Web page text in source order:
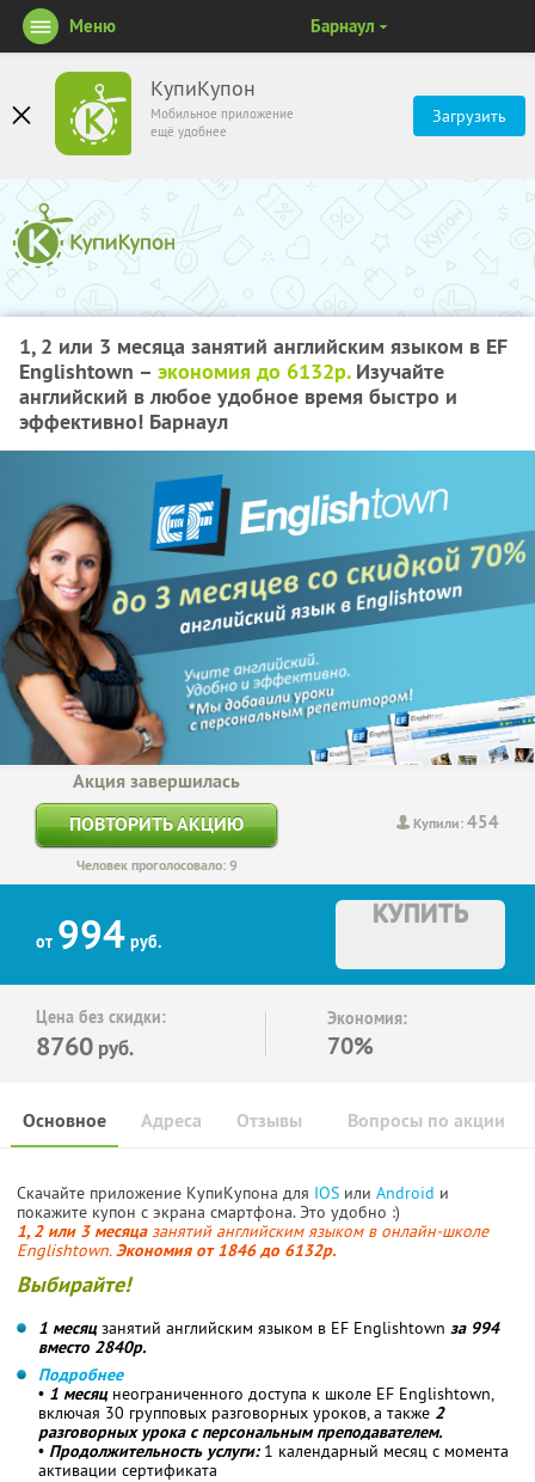
КупиКупон
Мобильное приложение
ещё удобнее
Загрузить
Меню Барнаул
1, 2 или 3 месяца занятий английским языком в EF
Englishtown – экономия до 6132р.Изучайте
английский в любое удобное время быстро и
эффективно! Барнаул
Купили:454
Акция завершилась
ПОВТОРИТЬ АКЦИЮ
Человек проголосовало: 9
от 994 руб.
КУПИТЬ
Цена без скидки:
8760 руб.
Экономия:
70%
Основное Отзывы Вопросы по акции
Адреса
Скачайте приложение КупиКупона для IOS или Android и
покажите купон с экрана смартфона. Это удобно :)
1, 2 или 3 месяцазанятий английским языком в онлайн-школе
Englishtown.Экономия от 1846 до 6132р.
Выбирайте!
1 месяцзанятий английским языком в EF Englishtown за 994
вместо 2840р.
Подробнее
• 1 месяцнеограниченного доступа к школе EF Englishtown,
включая 30 групповых разговорных уроков, а также 2
разговорных урока с персональным преподавателем.
• Продолжительность услуги:1 календарный месяц с момента
активации сертификата